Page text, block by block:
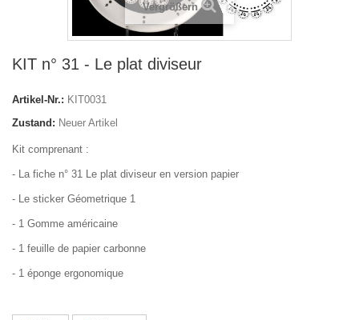
Vergrößern
KIT n° 31 - Le plat diviseur
Artikel-Nr.: KIT0031
Zustand: Neuer Artikel
Kit comprenant :
- La fiche n° 31 Le plat diviseur en version papier
- Le sticker Géometrique 1
- 1 Gomme américaine
- 1 feuille de papier carbonne
- 1 éponge ergonomique